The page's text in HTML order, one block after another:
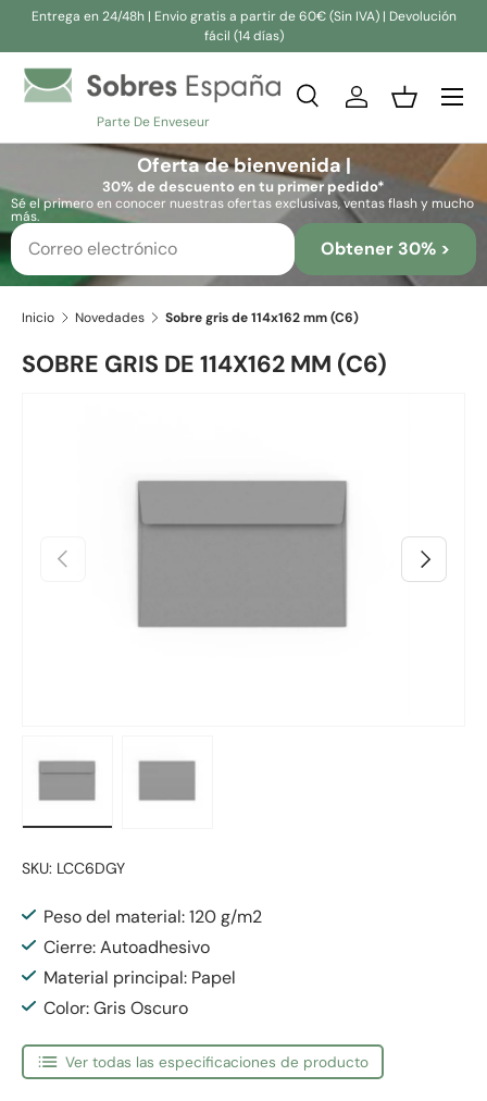
Entrega en 24/48h | Envio gratis a partir de 60€ (Sin IVA) | Devolución
fácil (14 días)
Parte De Enveseur
Buscar
Buscar
BuscarIniciar sesión
Cesta
Oferta de bienvenida |
30% de descuento en tu primer pedido*
Sé el primero en conocer nuestras ofertas exclusivas, ventas flash y mucho
más.
Obtener 30% >
Inicio Novedades Sobre gris de 114x162 mm (C6)
SOBRE GRIS DE 114X162 MM (C6)
Anterior Siguiente
SKU: LCC6DGY
Peso del material: 120 g/m2
Cierre: Autoadhesivo
Material principal: Papel
Color: Gris Oscuro
Ver todas las especificaciones de producto